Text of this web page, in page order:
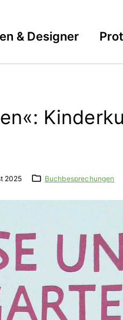
& Designer
2025 Buchbesprechungen